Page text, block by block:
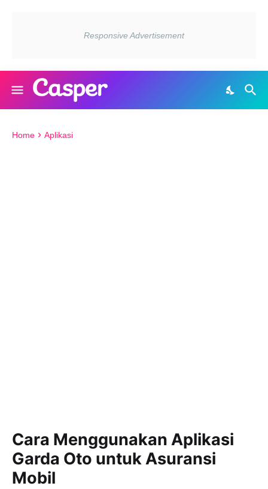
Home Aplikasi
Cara Menggunakan Aplikasi
Garda Oto untuk Asuransi
Mobil